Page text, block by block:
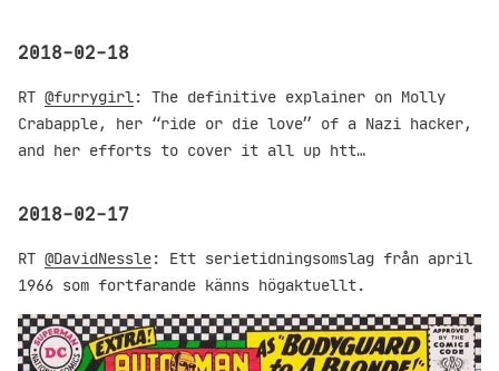
2018-02-18
RT @furrygirl: The definitive explainer on Molly
Crabapple, her “ride or die love” of a Nazi hacker,
and her efforts to cover it all up htt…
2018-02-17
RT @DavidNessle: Ett serietidningsomslag från april
1966 som fortfarande känns högaktuellt.